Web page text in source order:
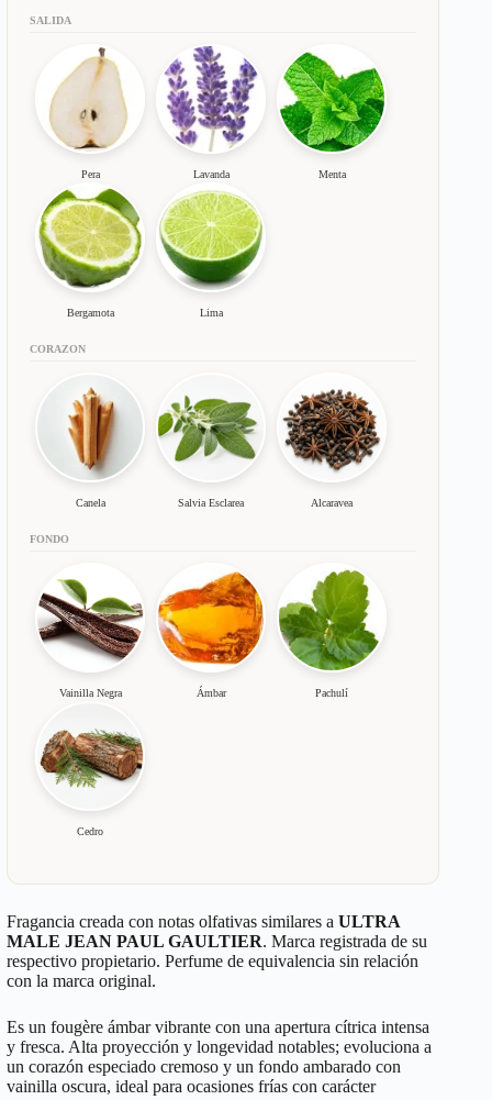
SALIDA
Pera Lavanda Menta
Bergamota Lima
CORAZON
Canela Salvia Esclarea Alcaravea
FONDO
Vainilla Negra Ámbar Pachulí
Cedro
Fragancia creada con notas olfativas similares a ULTRA
MALE JEAN PAUL GAULTIER. Marca registrada de su
respectivo propietario. Perfume de equivalencia sin relación
con la marca original.
Es un fougère ámbar vibrante con una apertura cítrica intensa
y fresca. Alta proyección y longevidad notables; evoluciona a
un corazón especiado cremoso y un fondo ambarado con
vainilla oscura, ideal para ocasiones frías con carácter